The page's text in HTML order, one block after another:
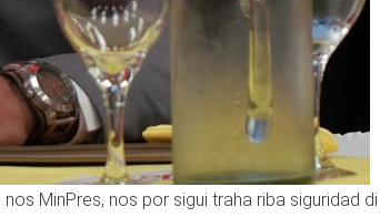
MinPres, nos por sigui traha riba siguridad di